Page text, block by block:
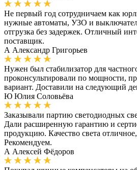
Не первый год сотрудничаем как
нужные автоматы, УЗО и
отгрузка без задержек. Отличный
поставщик.
А Александр Григорьев
Нужен был стабилизатор для
проконсультировали по мощности,
вариант. Доставили на следующий
Ю Юлия Соловьёва
Заказывали партию светодиодных
Дали расширенную гарантию и
продукцию. Качество света
Рекомендуем.
А Алексей Фёдоров